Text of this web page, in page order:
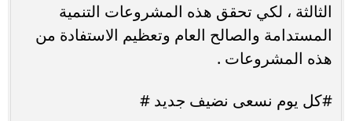
الثالثة ، لكي تحقق هذه المشروعات التنمية
المستدامة والصالح العام وتعظيم الاستفادة من
هذه المشروعات .
#كل يوم نسعى نضيف جديد #